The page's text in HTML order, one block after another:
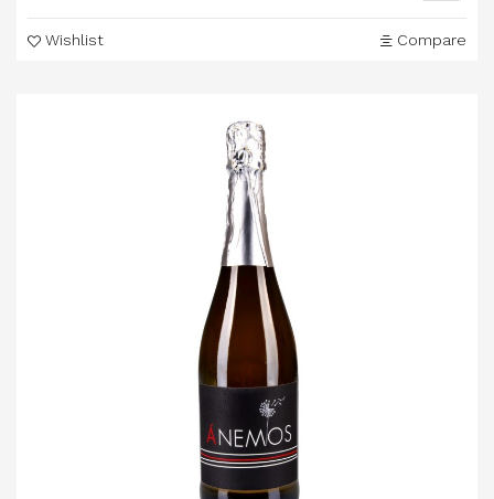
Wishlist Compare